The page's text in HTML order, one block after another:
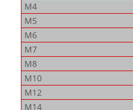
M4
M5
M6
M7
M8
M10
M12
M14